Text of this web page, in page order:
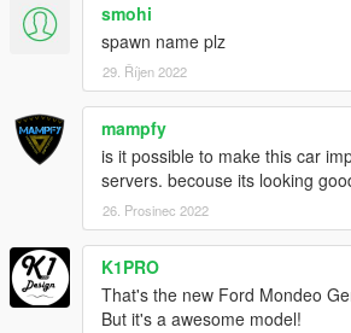
smohi
spawn name plz
29. Říjen 2022
mampfy
is it possible to make this car
servers. becouse its looking
26. Prosinec 2022
K1PRO
That's the new Ford Mondeo
But it's a awesome model!